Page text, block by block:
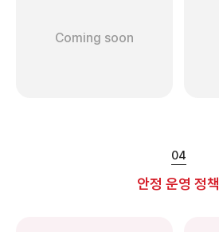
Coming soon
04
안정 운영 정책